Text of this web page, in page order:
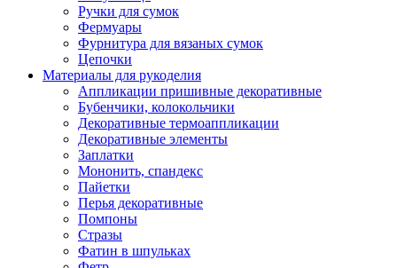
Ручки для сумок
Фермуары
Фурнитура для вязаных сумок
Цепочки
Материалы для рукоделия
Аппликации пришивные декоративные
Бубенчики, колокольчики
Декоративные термоаппликации
Декоративные элементы
Заплатки
Мононить, спандекс
Пайетки
Перья декоративные
Помпоны
Стразы
Фатин в шпульках